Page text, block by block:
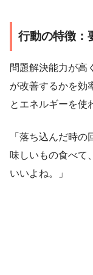
行動の特徴：
問題解決能力が高
が改善するかを効
とエネルギーを使
「落ち込んだ時
味しいもの食べて
いいよね。」